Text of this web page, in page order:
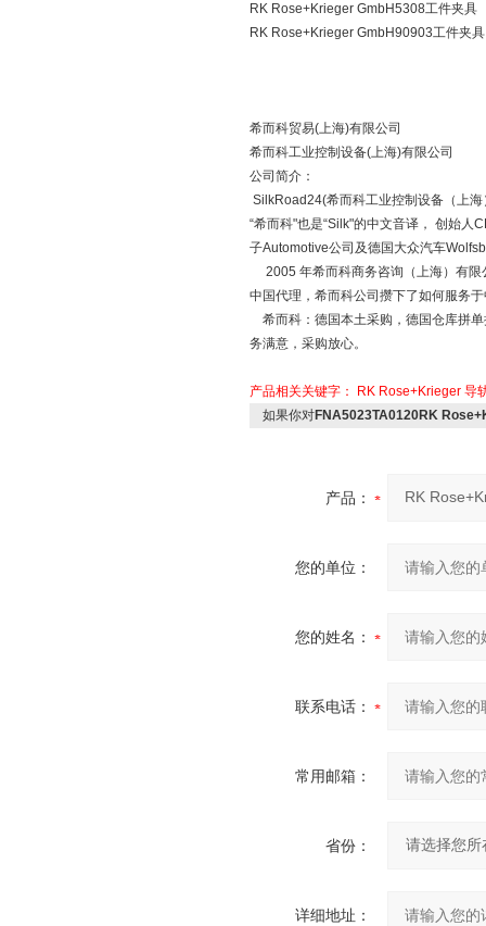
RK Rose+Krieger GmbH5308工件夹具
RK Rose+Krieger GmbH90903工件夹具
希而科贸易(上海)有限公司
希而科工业控制设备(上海)有限公司
公司简介：
SilkRoad24(希而科工业控制设备（上
“希而科"也是“Silk"的中文音译， 创始
子Automotive公司及德国大众汽车
2005 年希而科商务咨询（上海）有限
中国代理，希而科公司攒下了如何服务
希而科：德国本土采购，德国仓库拼
务满意，采购放心。
产品相关关键字： RK Rose+Krieger 导
如果你对FNA5023TA0120RK
产品：
您的单位：
您的姓名：
联系电话：
常用邮箱：
省份：
详细地址：